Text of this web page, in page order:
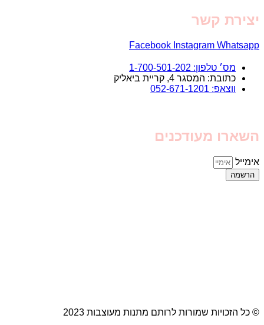
יצירת קשר
Facebook Instagram Whatsapp
מס׳ טלפון: 1-700-501-202
כתובת: המסגר 4, קריית ביאליק
ווצאפ: 052-671-1201
השארו מעודכנים
אימייל
הרשמה
© כל הזכויות שמורות לרותם מתנות מעוצבות 2023